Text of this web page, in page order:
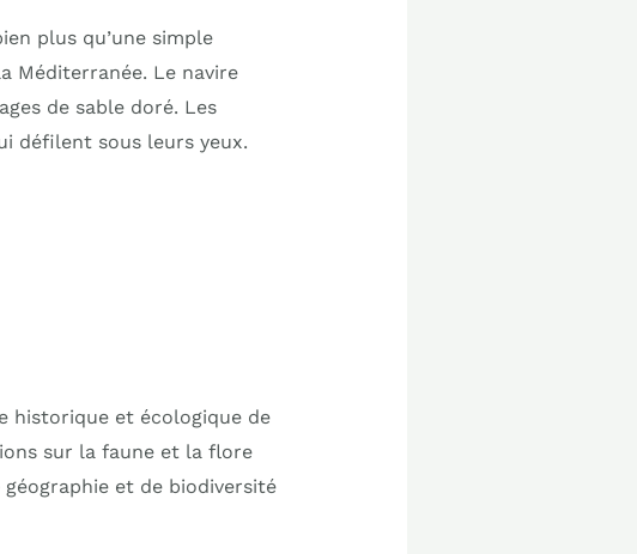
plus qu’une simple
Méditerranée. Le navire
de sable doré. Les
défilent sous leurs yeux.
historique et écologique de
sur la faune et la flore
et de biodiversité